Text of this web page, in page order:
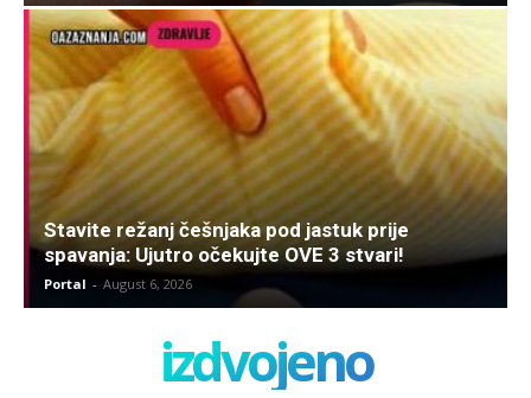
Stavite režanj češnjaka pod jastuk prije
spavanja: Ujutro očekujte OVE 3 stvari!
Portal - August 6, 2026
izdvojeno